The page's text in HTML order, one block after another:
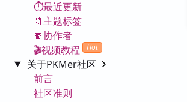
⏱️最近更新
🔖主题标签
🧣协作者
🎬视频教程
Hot
关于PKMer社区
前言
社区准则